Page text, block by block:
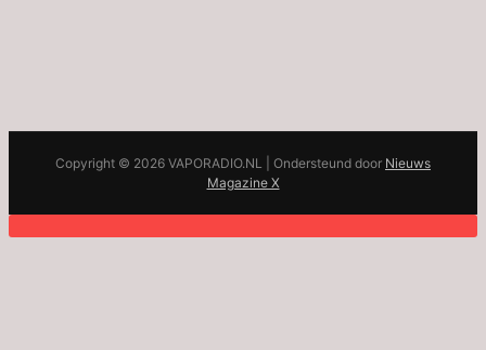
Copyright © 2026 VAPORADIO.NL | Ondersteund door Nieuws
Magazine X